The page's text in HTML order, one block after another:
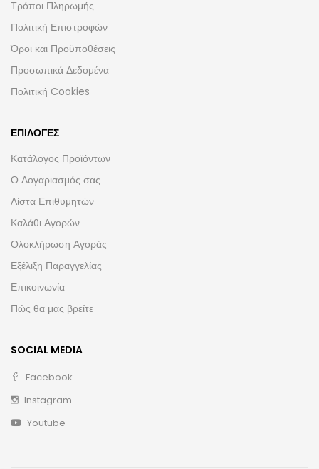
Τρόποι Πληρωμής
Πολιτική Επιστροφών
Όροι και Προϋποθέσεις
Προσωπικά Δεδομένα
Πολιτική Cookies
ΕΠΙΛΟΓΈΣ
Κατάλογος Προϊόντων
Ο Λογαριασμός σας
Λίστα Επιθυμητών
Καλάθι Αγορών
Ολοκλήρωση Αγοράς
Εξέλιξη Παραγγελίας
Επικοινωνία
Πώς θα μας βρείτε
SOCIAL MEDIA
Facebook
Instagram
Youtube